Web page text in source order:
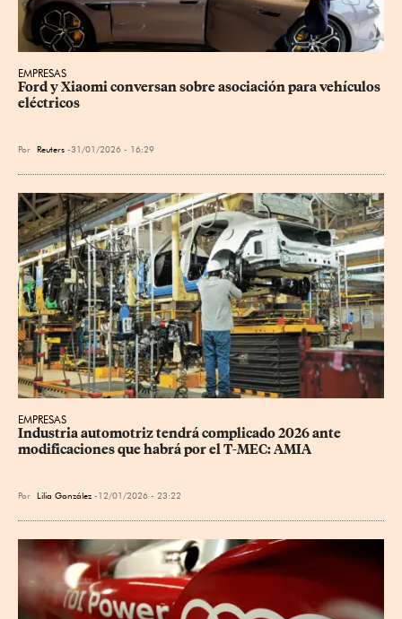
EMPRESAS
Ford y Xiaomi conversan sobre asociación para vehículos
eléctricos
Por Reuters 31/01/2026 - 16:29
EMPRESAS
Industria automotriz tendrá complicado 2026 ante
modificaciones que habrá por el T-MEC: AMIA
Por Lilia González 12/01/2026 - 23:22